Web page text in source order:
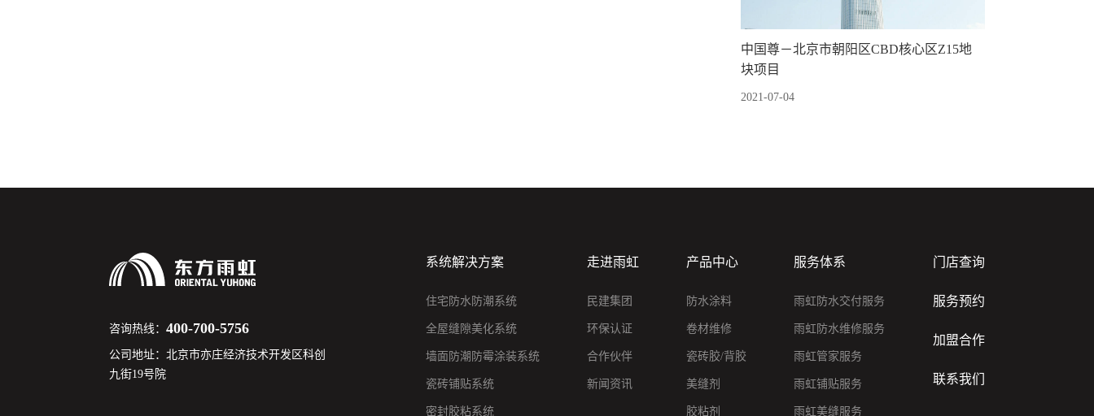
中国尊－北京市朝阳区CBD核心区Z15地
块项目
2021-07-04
咨询热线：400-700-5756
公司地址：北京市亦庄经济技术开发区科创
九街19号院
系统解决方案
住宅防水防潮系统
全屋缝隙美化系统
墙面防潮防霉涂装系统
瓷砖铺贴系统
密封胶粘系统
走进雨虹
民建集团
环保认证
合作伙伴
新闻资讯
产品中心
防水涂料
卷材维修
瓷砖胶/背胶
美缝剂
胶粘剂
服务体系
雨虹防水交付服务
雨虹防水维修服务
雨虹管家服务
雨虹铺贴服务
雨虹美缝服务
门店查询
服务预约
加盟合作
联系我们